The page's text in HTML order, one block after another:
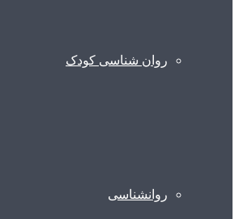
روان شناسی کودک
روانشناسی